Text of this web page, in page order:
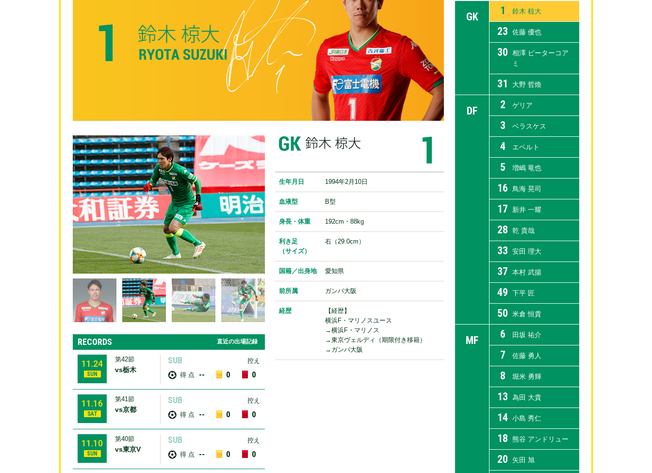
RECORDS 直近の出場記録
11.24
SUN
第42節
vs栃木
SUB
控え
得 点
-- 0 0
11.16
SAT
第41節
vs京都
SUB
控え
得 点
-- 0 0
11.10
SUN
第40節
vs東京V
SUB
控え
得 点
-- 0 0
生年月日 1994年2月10日
血液型 B型
身長・体重 192cm・88kg
利き足
（サイズ）
右（29.0cm）
国籍／出身地 愛知県
前所属 ガンバ大阪
経歴
【経歴】
横浜F・マリノスユース
→横浜F・マリノス
→東京ヴェルディ（期限付き移籍）
→ガンバ大阪
GK
1 鈴木 椋大
23 佐藤 優也
30
相澤 ピーターコア
ミ
31 大野 哲煥
DF
2 ゲリア
3 ベラスケス
4 エベルト
5 増嶋 竜也
16 鳥海 晃司
17 新井 一耀
28 乾 貴哉
33 安田 理大
37 本村 武揚
49 下平 匠
50 米倉 恒貴
MF
6 田坂 祐介
7 佐藤 勇人
8 堀米 勇輝
13 為田 大貴
14 小島 秀仁
18 熊谷 アンドリュー
20 矢田 旭